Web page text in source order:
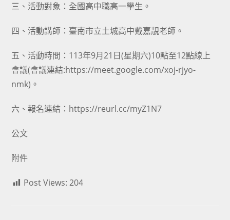
三、活動對象：全國高中職高一學生。
四、活動講師：臺南市立土城高中戴嘉靚老師。
五、活動時間：113年9月21日(星期六)10點至12點線上
會議(會議連結:https://meet.google.com/xoj-rjyo-
nmk)。
六、報名連結：https://reurl.cc/myZ1N7
公文
附件
Post Views: 204